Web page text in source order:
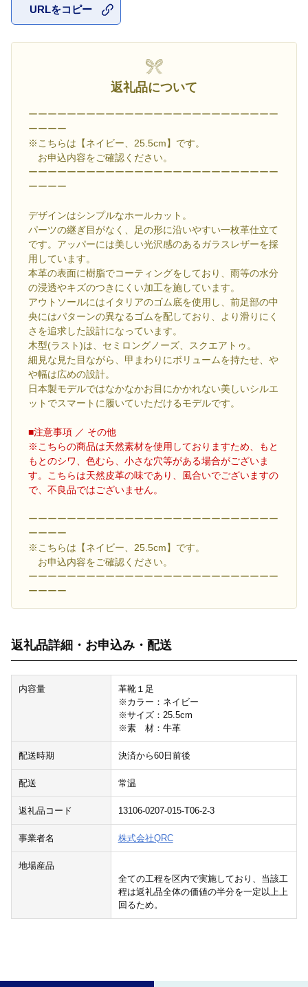
URLをコピー
返礼品について
ーーーーーーーーーーーーーーーーーーーーーーーーーー
ーーーー
※こちらは【ネイビー、25.5cm】です。
お申込内容をご確認ください。
ーーーーーーーーーーーーーーーーーーーーーーーーーー
ーーーー
デザインはシンプルなホールカット。
パーツの継ぎ目がなく、足の形に沿いやすい一枚革仕立て
です。アッパーには美しい光沢感のあるガラスレザーを採
用しています。
本革の表面に樹脂でコーティングをしており、雨等の水分
の浸透やキズのつきにくい加工を施しています。
アウトソールにはイタリアのゴム底を使用し、前足部の中
央にはパターンの異なるゴムを配しており、より滑りにく
さを追求した設計になっています。
木型(ラスト)は、セミロングノーズ、スクエアトゥ。
細見な見た目ながら、甲まわりにボリュームを持たせ、や
や幅は広めの設計。
日本製モデルではなかなかお目にかかれない美しいシルエ
ットでスマートに履いていただけるモデルです。
■注意事項 ／ その他
※こちらの商品は天然素材を使用しておりますため、もと
もとのシワ、色むら、小さな穴等がある場合がございま
す。こちらは天然皮革の味であり、風合いでございますの
で、不良品ではございません。
ーーーーーーーーーーーーーーーーーーーーーーーーーー
ーーーー
※こちらは【ネイビー、25.5cm】です。
お申込内容をご確認ください。
ーーーーーーーーーーーーーーーーーーーーーーーーーー
ーーーー
返礼品詳細・お申込み・配送
内容量
革靴１足
※カラー：ネイビー
※サイズ：25.5cm
※素 材：牛革
配送時期 決済から60日前後
配送 常温
返礼品コード 13106-0207-015-T06-2-3
事業者名 株式会社QRC
地場産品
全ての工程を区内で実施しており、当該工
程は返礼品全体の価値の半分を一定以上上
回るため。